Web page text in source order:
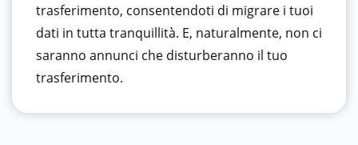
trasferimento, consentendoti di migrare i tuoi
dati in tutta tranquillità. E, naturalmente, non ci
saranno annunci che disturberanno il tuo
trasferimento.